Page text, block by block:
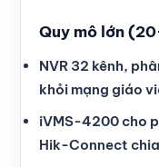
Quy mô lớn
NVR 32 kênh,
khỏi mạng giáo
iVMS-4200 cho
Hik-Connect